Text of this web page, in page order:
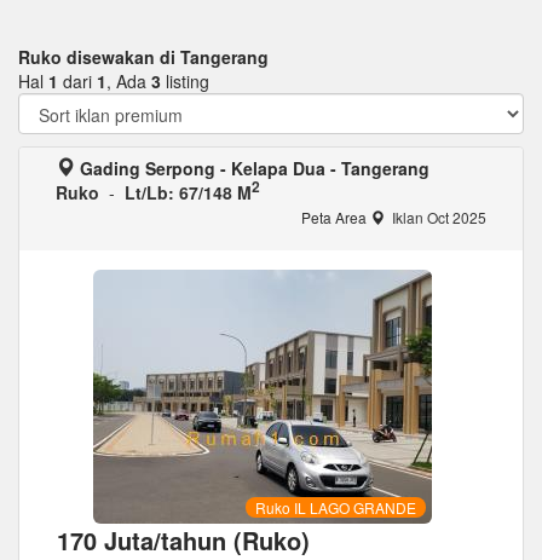
Ruko disewakan di Tangerang
Hal 1 dari 1, Ada 3 listing
Gading Serpong - Kelapa Dua - Tangerang
Ruko - Lt/Lb: 67/148 M2
Peta Area Iklan Oct 2025
Ruko IL LAGO GRANDE
170 Juta/tahun (Ruko)